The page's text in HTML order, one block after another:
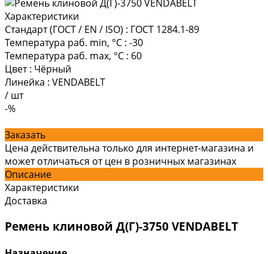
Характеристики
Стандарт (ГОСТ / EN / ISO) : ГОСТ 1284.1-89
Температура раб. min, °C : -30
Температура раб. max, °C : 60
Цвет : Чёрный
Линейка : VENDABELT
/ шт
-%
Заказать
Цена действительна только для интернет-магазина и
может отличаться от цен в розничных магазинах
Описание
Характеристики
Доставка
Ремень клиновой Д(Г)-3750 VENDABELT